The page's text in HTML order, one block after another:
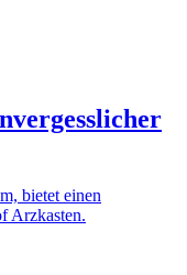
bietet einen
Arzkasten.